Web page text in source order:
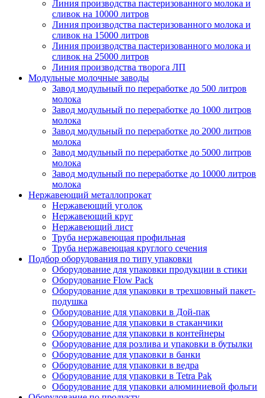
Линия производства пастеризованного молока и
сливок на 10000 литров
Линия производства пастеризованного молока и
сливок на 15000 литров
Линия производства пастеризованного молока и
сливок на 25000 литров
Линия производства творога ЛП
Модульные молочные заводы
Завод модульный по переработке до 500 литров
молока
Завод модульный по переработке до 1000 литров
молока
Завод модульный по переработке до 2000 литров
молока
Завод модульный по переработке до 5000 литров
молока
Завод модульный по переработке до 10000 литров
молока
Нержавеющий металлопрокат
Нержавеющий уголок
Нержавеющий круг
Нержавеющий лист
Труба нержавеющая профильная
Труба нержавеющая круглого сечения
Подбор оборудования по типу упаковки
Оборудование для упаковки продукции в стики
Оборудование Flow Pack
Оборудование для упаковки в трехшовный пакет-
подушка
Оборудование для упаковки в Дой-пак
Оборудование для упаковки в стаканчики
Оборудование для упаковки в контейнеры
Оборудование для розлива и упаковки в бутылки
Оборудование для упаковки в банки
Оборудование для упаковки в ведра
Оборудование для упаковки в Tetra Pak
Оборудование для упаковки алюминиевой фольги